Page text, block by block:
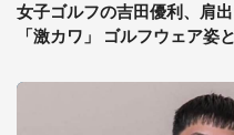
女子ゴルフの吉田優利、肩
「激カワ」 ゴルフウェア姿